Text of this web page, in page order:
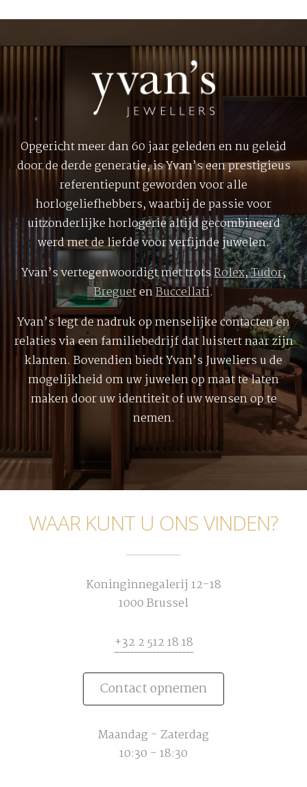
Opgericht meer dan 60 jaar geleden en nu geleid
door de derde generatie, is Yvan’s een prestigieus
referentiepunt geworden voor alle
horlogeliefhebbers, waarbij de passie voor
uitzonderlijke horlogerie altijd gecombineerd
werd met de liefde voor verfijnde juwelen.
Yvan’s vertegenwoordigt met trotsRolex,Tudor,
BreguetenBuccellati.
Yvan’s legt de nadruk op menselijke contacten en
relaties via een familiebedrijf dat luistert naar zijn
klanten. Bovendien biedt Yvan’s Juweliers u de
mogelijkheid om uw juwelen op maat te laten
maken door uw identiteit of uw wensen op te
nemen.
WAAR KUNT U ONS VINDEN?
Koninginnegalerij 12-18
1000 Brussel
+32 2 512 18 18
Contact opnemen
Maandag - Zaterdag
10:30 - 18:30